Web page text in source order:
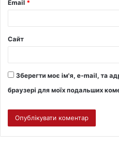
Email *
Сайт
Зберегти моє ім'я, e-mail, та
браузері для моїх подальших